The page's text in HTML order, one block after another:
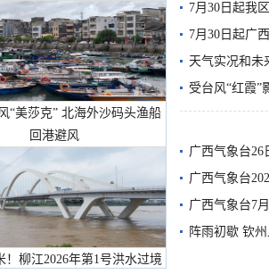
“美莎克” 北海外沙码头渔船
回港避风
！柳江2026年第1号洪水过境
7月30日起我
7月30日起广
天气实况和未
受台风“红霞”
有较强降雨
广西气象台26
广西气象台
预警
广西气象台7
阵雨初歇 钦